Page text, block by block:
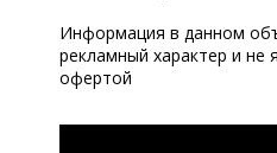
Информация в данном
рекламный характер и не
офертой